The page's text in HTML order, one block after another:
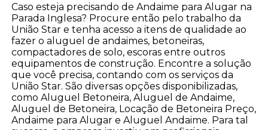
Caso esteja precisando de Andaime para Alugar na
Parada Inglesa? Procure então pelo trabalho da
União Star e tenha acesso a itens de qualidade ao
fazer o aluguel de andaimes, betoneiras,
compactadores de solo, escoras entre outros
equipamentos de construção. Encontre a solução
que você precisa, contando com os serviços da
União Star. São diversas opções disponibilizadas,
como Aluguel Betoneira, Aluguel de Andaime,
Aluguel de Betoneira, Locação de Betoneira Preço,
Andaime para Alugar e Aluguel Andaime. Para tal